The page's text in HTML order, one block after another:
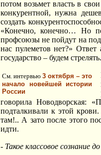
потом возьмет власть в
конкурентной, нужна
создать
«Конечно, конечно… Но
профсоюзы не пойдут на
нас пулеметов нет?»
государство – будем стрелять.
См. интервью 3 октября – это
начало новейшей истории
России
говорила Новодворская:
подталкивали к этой
там!.. А зато после этого
идти.
- Такое классовое сознание